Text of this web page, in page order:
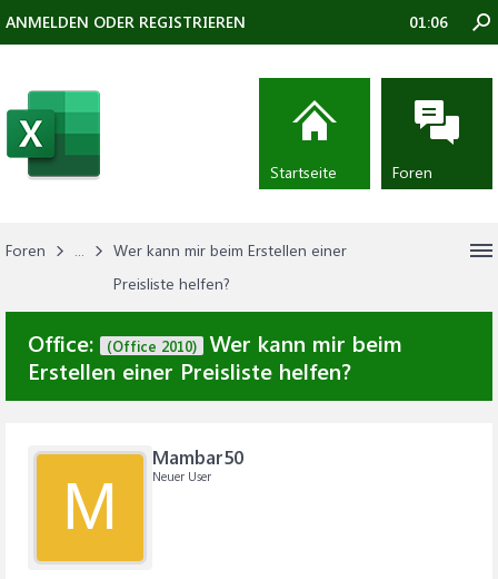
Foren ...
Wer kann mir beim Erstellen einer
Preisliste helfen?
Office: (Office 2010)
Wer kann mir beim
Erstellen einer Preisliste helfen?
M
Mambar50
Neuer User
ANMELDEN ODER REGISTRIEREN 01:06
Startseite Foren